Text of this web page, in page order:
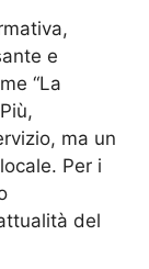
e
“La
ma un
Per i
del